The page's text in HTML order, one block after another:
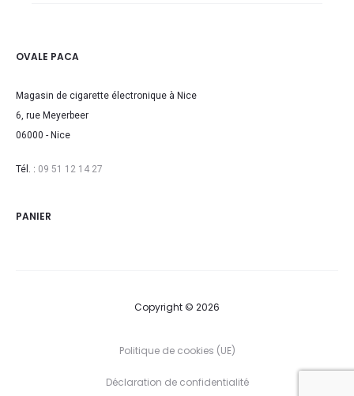
OVALE PACA
Magasin de cigarette électronique à Nice
6, rue Meyerbeer
06000 - Nice
Tél. : 09 51 12 14 27
PANIER
Copyright © 2026
Politique de cookies (UE)
Déclaration de confidentialité